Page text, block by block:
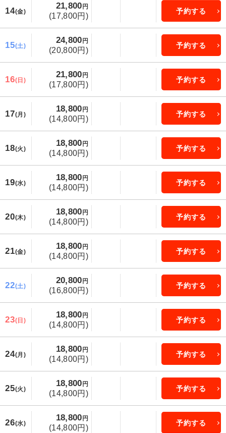
14(金)
21,800 円
(17,800円)
予約する
15(土)
24,800 円
(20,800円)
予約する
16(日)
21,800 円
(17,800円)
予約する
17(月)
18,800 円
(14,800円)
予約する
18(火)
18,800 円
(14,800円)
予約する
19(水)
18,800 円
(14,800円)
予約する
20(木)
18,800 円
(14,800円)
予約する
21(金)
18,800 円
(14,800円)
予約する
22(土)
20,800 円
(16,800円)
予約する
23(日)
18,800 円
(14,800円)
予約する
24(月)
18,800 円
(14,800円)
予約する
25(火)
18,800 円
(14,800円)
予約する
26(水)
18,800 円
(14,800円)
予約する